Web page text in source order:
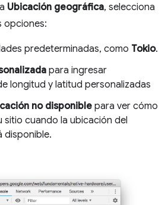
Ubicación geográfica, selecciona
opciones:
predeterminadas, como Tokio.
para ingresar
longitud y latitud personalizadas
no disponible para ver cómo
cuando la ubicación del
disponible.